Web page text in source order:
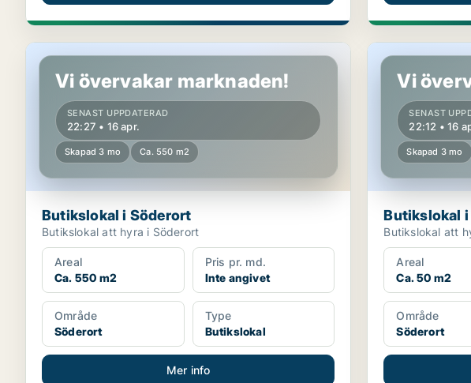
Butikslokal i Söderort
Vi övervakar marknaden!
SENAST UPPDATERAD
22:27 • 16 apr.
Skapad 3 mo Ca. 550 m2
Butikslokal i Söderort
Butikslokal att hyra i Söderort
Areal
Ca. 550 m2
Pris pr. md.
Inte angivet
Område
Söderort
Type
Butikslokal
Mer info
Butikslokal i
Vi
SENAST
22:12 • 16
Skapad 3 mo
Butikslokal
Butikslokal att
Areal
Ca. 50 m2
Område
Söderort